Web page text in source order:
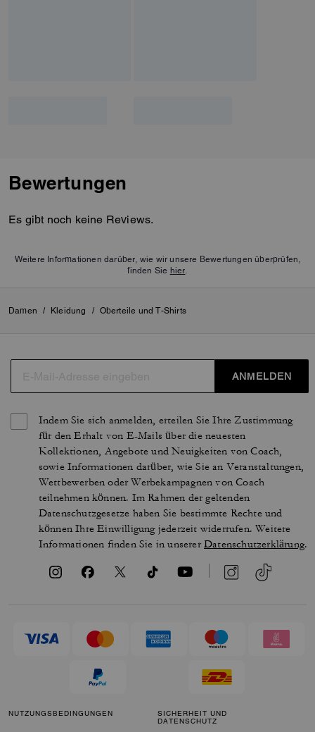
Bewertungen
Es gibt noch keine Reviews.
Weitere Informationen darüber, wie wir unsere Bewertungen überprüfen,
finden Sie hier.
Damen / Kleidung / Oberteile und T-Shirts
ANMELDEN
Indem Sie sich anmelden, erteilen Sie Ihre Zustimmung
für den Erhalt von E-Mails über die neuesten
Kollektionen, Angebote und Neuigkeiten von Coach,
sowie Informationen darüber, wie Sie an Veranstaltungen,
Wettbewerben oder Werbekampagnen von Coach
teilnehmen können. Im Rahmen der geltenden
Datenschutzgesetze haben Sie bestimmte Rechte und
können Ihre Einwilligung jederzeit widerrufen. Weitere
Informationen finden Sie in unsererDatenschutzerklärung.
NUTZUNGSBEDINGUNGEN
SICHERHEIT UND
DATENSCHUTZ